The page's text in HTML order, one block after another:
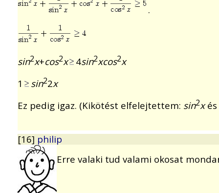
.
sin2x+cos2x 4sin2xcos2x
1
sin22x
Ez pedig igaz. (Kikötést elfelejtettem: sin2xés
[16] philip
Erre valaki tud valami okosat